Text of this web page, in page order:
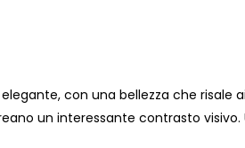
con una bellezza che risale
un interessante contrasto visivo.